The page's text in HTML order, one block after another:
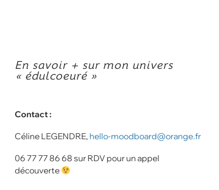
En savoir + sur mon univers
« édulcoeuré »
Contact :
Céline LEGENDRE, hello-moodboard@orange.fr
06 77 77 86 68 sur RDV pour un appel
découverte